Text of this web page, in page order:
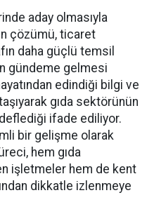
aday olmasıyla
çözümü, ticaret
daha güçlü temsil
gündeme gelmesi
edindiği bilgi ve
gıda sektörünün
ifade ediliyor.
bir gelişme olarak
hem gıda
işletmeler hem de kent
dikkatle izlenmeye